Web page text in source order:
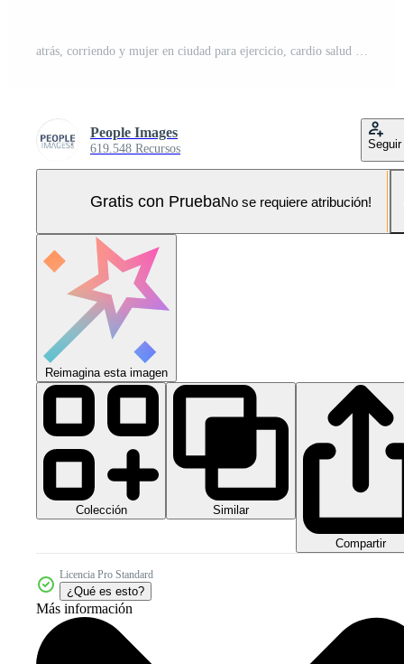
atrás, corriendo y mujer en ciudad para ejercicio, cardio salud y bienestar exterior. camino, maratón preparación o resistencia formación con corredor en urbano calle para deporte, rutina de ejercicio y aptitud en puente Foto Pro
People Images
619.548 Recursos Seguir
Gratis con PruebaNo se requiere atribución!
Reimagina esta imagen
Colección Similar
Compartir
Licencia Pro Standard
¿Qué es esto?
Más información